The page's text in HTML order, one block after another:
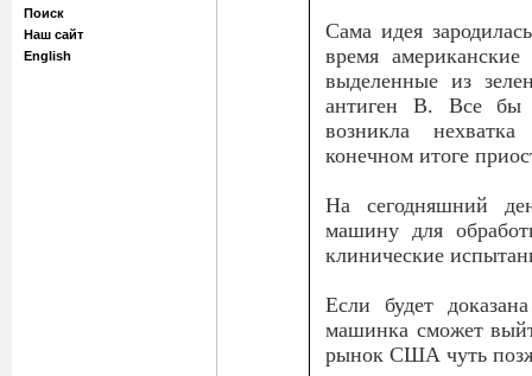
Поиск
Наш сайт
English
Сама идея
время
выделенные из
антиген B. Все бы
возникла
конечном итоге
На сегодняшний
машину для
клинические
Если будет
машинка сможет
рынок США чуть